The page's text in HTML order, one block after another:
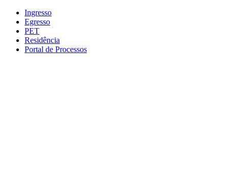
Conteúdo principal
Ingresso
Egresso
PET
Residência
Portal de Processos